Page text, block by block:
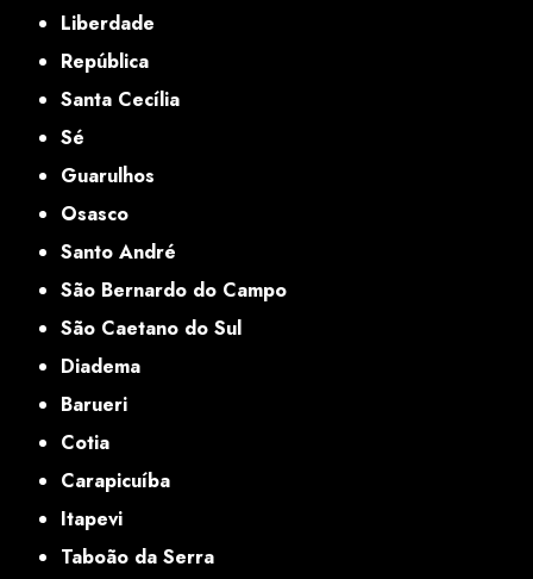
Liberdade
República
Santa Cecília
Sé
Guarulhos
Osasco
Santo André
São Bernardo do Campo
São Caetano do Sul
Diadema
Barueri
Cotia
Carapicuíba
Itapevi
Taboão da Serra